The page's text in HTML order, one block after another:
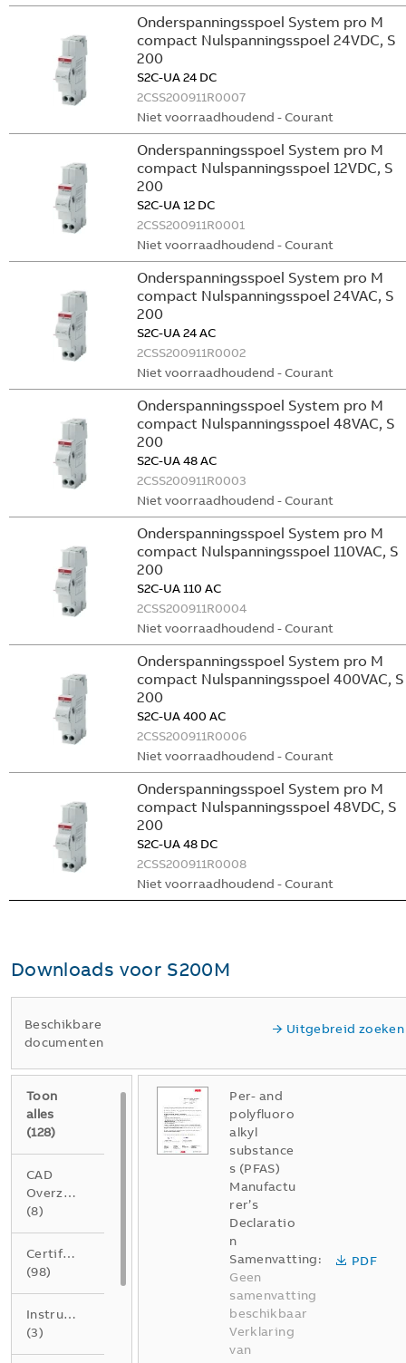
Onderspanningsspoel System pro M
compact Nulspanningsspoel 24VDC, S
200
S2C-UA 24 DC
2CSS200911R0007
Niet voorraadhoudend - Courant
Onderspanningsspoel System pro M
compact Nulspanningsspoel 12VDC, S
200
S2C-UA 12 DC
2CSS200911R0001
Niet voorraadhoudend - Courant
Onderspanningsspoel System pro M
compact Nulspanningsspoel 24VAC, S
200
S2C-UA 24 AC
2CSS200911R0002
Niet voorraadhoudend - Courant
Onderspanningsspoel System pro M
compact Nulspanningsspoel 48VAC, S
200
S2C-UA 48 AC
2CSS200911R0003
Niet voorraadhoudend - Courant
Onderspanningsspoel System pro M
compact Nulspanningsspoel 110VAC, S
200
S2C-UA 110 AC
2CSS200911R0004
Niet voorraadhoudend - Courant
Onderspanningsspoel System pro M
compact Nulspanningsspoel 400VAC, S
200
S2C-UA 400 AC
2CSS200911R0006
Niet voorraadhoudend - Courant
Onderspanningsspoel System pro M
compact Nulspanningsspoel 48VDC, S
200
S2C-UA 48 DC
2CSS200911R0008
Niet voorraadhoudend - Courant
Downloads voor S200M
Beschikbare
documenten
Uitgebreid zoeken
Toon
alles
(128)
CAD
Overzichtstekening
(8)
Certificaat
(98)
Instructie
(3)
Per- and
polyfluoro
alkyl
substance
s (PFAS)
Manufactu
rer’s
Declaratio
n
Samenvatting:
Geen
samenvatting
beschikbaar
Verklaring
van
PDF